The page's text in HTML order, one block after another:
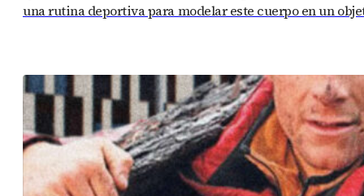
una rutina deportiva para modelar este cuerpo en un